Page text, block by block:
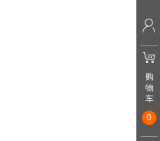
购
物
车
0